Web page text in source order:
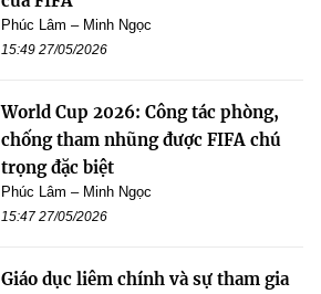
Phúc Lâm – Minh Ngọc
15:49 27/05/2026
World Cup 2026: Công tác phòng,
chống tham nhũng được FIFA chú
trọng đặc biệt
Phúc Lâm – Minh Ngọc
15:47 27/05/2026
Giáo dục liêm chính và sự tham gia